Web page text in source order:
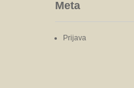
Meta
Prijava